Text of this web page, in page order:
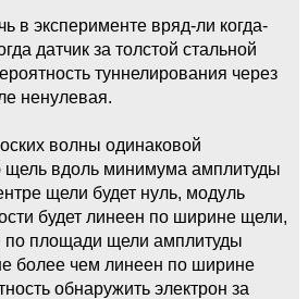
в эксперименте вряд-ли когда-
датчик за толстой стальной
туннелирования через
ненулевая.
волны одинаковой
щель вдоль минимума амплитуды
щели будет нуль, модуль
будет линеен по ширине щели,
по площади щели амплитуды
более чем линеен по ширине
обнаружить электрон за